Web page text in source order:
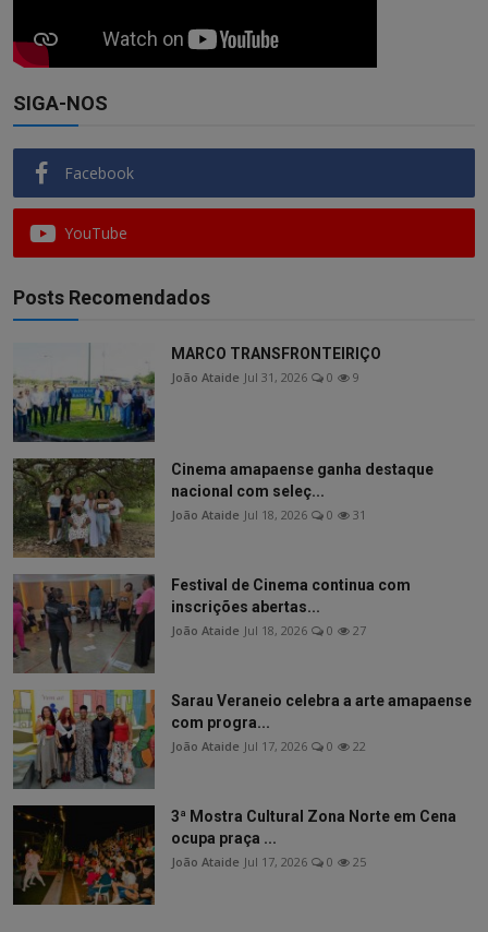
SIGA-NOS
Facebook
YouTube
Posts Recomendados
MARCO TRANSFRONTEIRIÇO
João Ataide Jul 31, 2026 0 9
Cinema amapaense ganha destaque
nacional com seleç...
João Ataide Jul 18, 2026 0 31
Festival de Cinema continua com
inscrições abertas...
João Ataide Jul 18, 2026 0 27
Sarau Veraneio celebra a arte amapaense
com progra...
João Ataide Jul 17, 2026 0 22
3ª Mostra Cultural Zona Norte em Cena
ocupa praça ...
João Ataide Jul 17, 2026 0 25